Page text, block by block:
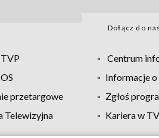
Dołącz do
Centrum
Informacje
przetargowe Zgłoś
Telewizyjna Kariera w